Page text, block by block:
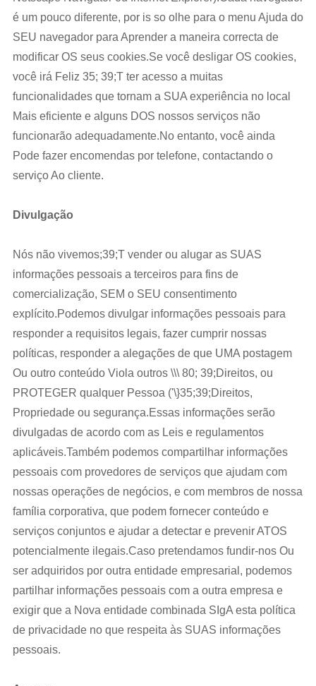
é um pouco diferente, por is so olhe para o menu Ajuda do
SEU navegador para Aprender a maneira correcta de
modificar OS seus cookies.Se você desligar OS cookies,
você irá Feliz 35; 39;T ter acesso a muitas
funcionalidades que tornam a SUA experiência no local
Mais eficiente e alguns DOS nossos serviços não
funcionarão adequadamente.No entanto, você ainda
Pode fazer encomendas por telefone, contactando o
serviço Ao cliente.
Divulgação
Nós não vivemos;39;T vender ou alugar as SUAS
informações pessoais a terceiros para fins de
comercialização, SEM o SEU consentimento
explícito.Podemos divulgar informações pessoais para
responder a requisitos legais, fazer cumprir nossas
políticas, responder a alegações de que UMA postagem
Ou outro conteúdo Viola outros \\\ 80; 39;Direitos, ou
PROTEGER qualquer Pessoa ('\}35;39;Direitos,
Propriedade ou segurança.Essas informações serão
divulgadas de acordo com as Leis e regulamentos
aplicáveis.Também podemos compartilhar informações
pessoais com provedores de serviços que ajudam com
nossas operações de negócios, e com membros de nossa
família corporativa, que podem fornecer conteúdo e
serviços conjuntos e ajudar a detectar e prevenir ATOS
potencialmente ilegais.Caso pretendamos fundir-nos Ou
ser adquiridos por outra entidade empresarial, podemos
partilhar informações pessoais com a outra empresa e
exigir que a Nova entidade combinada SIgA esta política
de privacidade no que respeita às SUAS informações
pessoais.